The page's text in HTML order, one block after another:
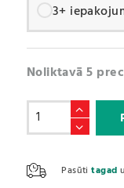
3+
Noliktavā 5
L-
lizīns
Lysine
(200g)Pasūtitagad